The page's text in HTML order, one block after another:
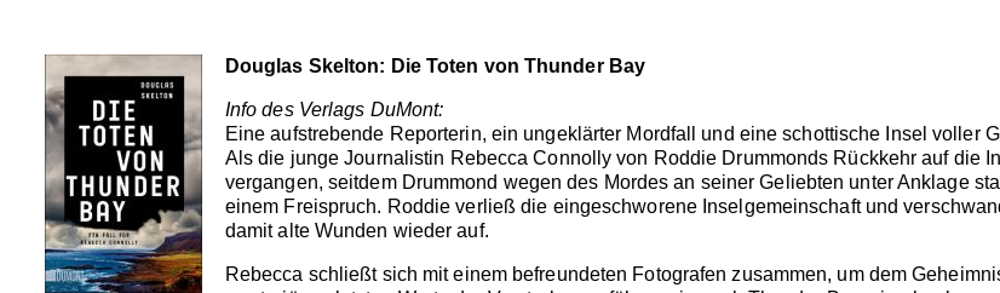
Douglas Skelton: Die Toten von Thunder Bay
Info des Verlags DuMont:
Eine aufstrebende Reporterin, ein ungeklärter Mordfall und eine schottische Insel voller
Als die junge Journalistin Rebecca Connolly von Roddie Drummonds Rückkehr auf die
vergangen, seitdem Drummond wegen des Mordes an seiner Geliebten unter Anklage
einem Freispruch. Roddie verließ die eingeschworene Inselgemeinschaft und
damit alte Wunden wieder auf.
Rebecca schließt sich mit einem befreundeten Fotografen zusammen, um dem